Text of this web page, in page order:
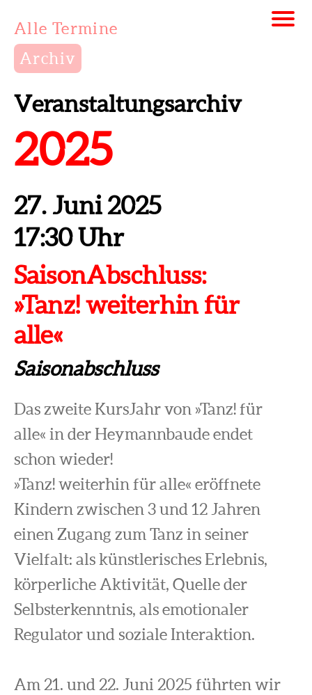
Alle Termine
Archiv
Veranstaltungsarchiv
2025
27. Juni 2025
17:30 Uhr
SaisonAbschluss:
»Tanz! weiterhin für
alle«
Saisonabschluss
Das zweite KursJahr von »Tanz! für
alle« in der Heymannbaude endet
schon wieder!
»Tanz! weiterhin für alle« eröffnete
Kindern zwischen 3 und 12 Jahren
einen Zugang zum Tanz in seiner
Vielfalt: als künstlerisches Erlebnis,
körperliche Aktivität, Quelle der
Selbsterkenntnis, als emotionaler
Regulator und soziale Interaktion.
Am 21. und 22. Juni 2025 führten wir